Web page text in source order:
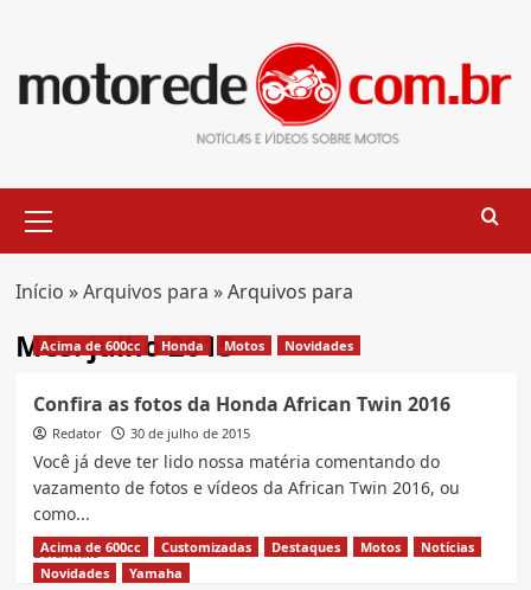
content
Menu
Início »Arquivos para »Arquivos para
Mês:julho 2015
Acima de 600cc Honda Motos Novidades
Confira as fotos da Honda African Twin 2016
Redator 30 de julho de 2015
Você já deve ter lido nossa matéria comentando do
vazamento de fotos e vídeos da African Twin 2016, ou
como...
Leia MaisRead
more
Acima de 600cc Customizadas Destaques Motos
Notícias
Novidades
Yamaha